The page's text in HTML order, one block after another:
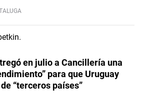
en julio a Cancillería una
para que Uruguay
“terceros países”